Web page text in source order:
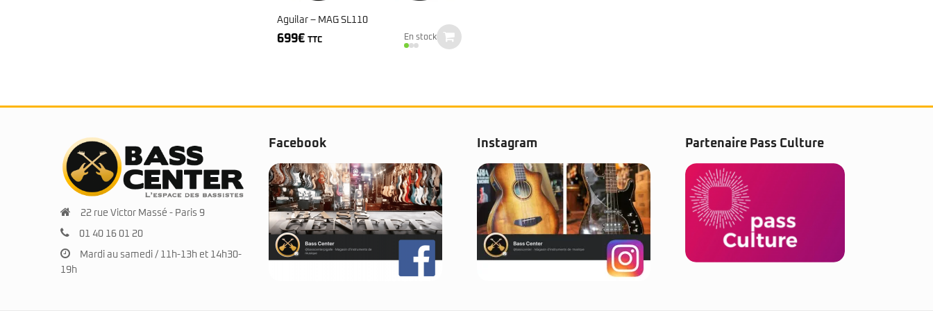
Aguilar – MAG SL110
699€ TTC En stock
22 rue Victor Massé - Paris 9
01 40 16 01 20
Mardi au samedi / 11h-13h et 14h30-
19h
Facebook Instagram Partenaire Pass Culture